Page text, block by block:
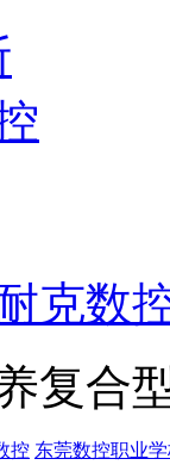
克数
复合
控 东莞数控职业